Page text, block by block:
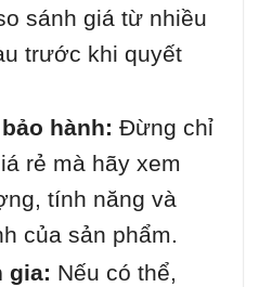
sánh giá từ nhiều
trước khi quyết
hành: Đừng chỉ
rẻ mà hãy xem
tính năng và
của sản phẩm.
gia: Nếu có thể,